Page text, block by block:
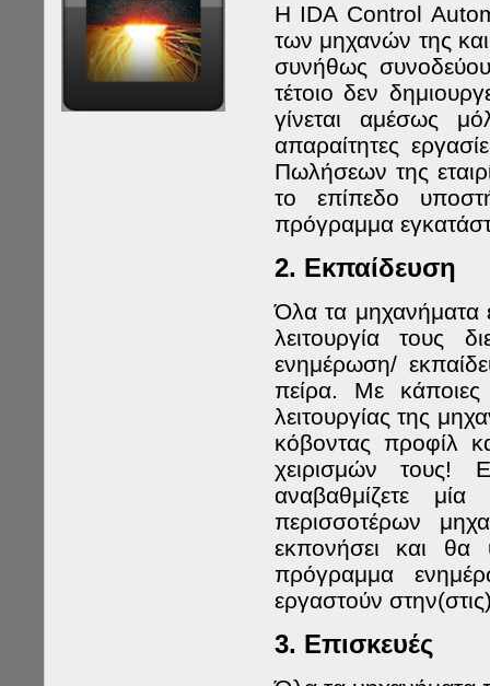
Η IDA Control
των μηχανών της και
συνήθως
τέτοιο δεν
γίνεται αμέσως
απαραίτητες
Πωλήσεων της
το επίπεδο
πρόγραμμα
2. Εκπαίδευση
Όλα τα μηχανήματα
λειτουργία τους
ενημέρωση/
πείρα. Με
λειτουργίας της
κόβοντας προφίλ
χειρισμών τους!
αναβαθμίζετε
περισσοτέρων
εκπονήσει και θα
πρόγραμμα
εργαστούν
3. Επισκευές